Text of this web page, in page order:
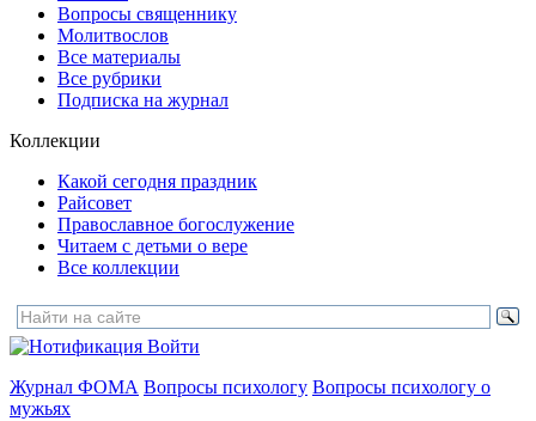
Вопросы священнику
Молитвослов
Все материалы
Все рубрики
Подписка на журнал
Коллекции
Какой сегодня праздник
Райсовет
Православное богослужение
Читаем с детьми о вере
Все коллекции
Войти
Журнал ФОМА Вопросы психологу Вопросы психологу о
мужьях